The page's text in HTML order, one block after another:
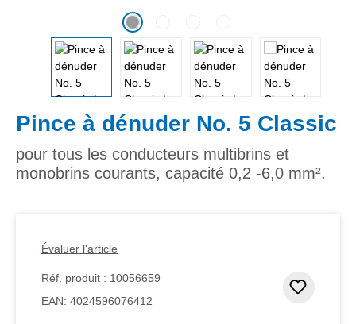
Pince à dénuder No. 5 Classic
pour tous les conducteurs multibrins et
monobrins courants, capacité 0,2 -6,0 mm².
Évaluer l'article
Réf. produit : 10056659
EAN: 4024596076412